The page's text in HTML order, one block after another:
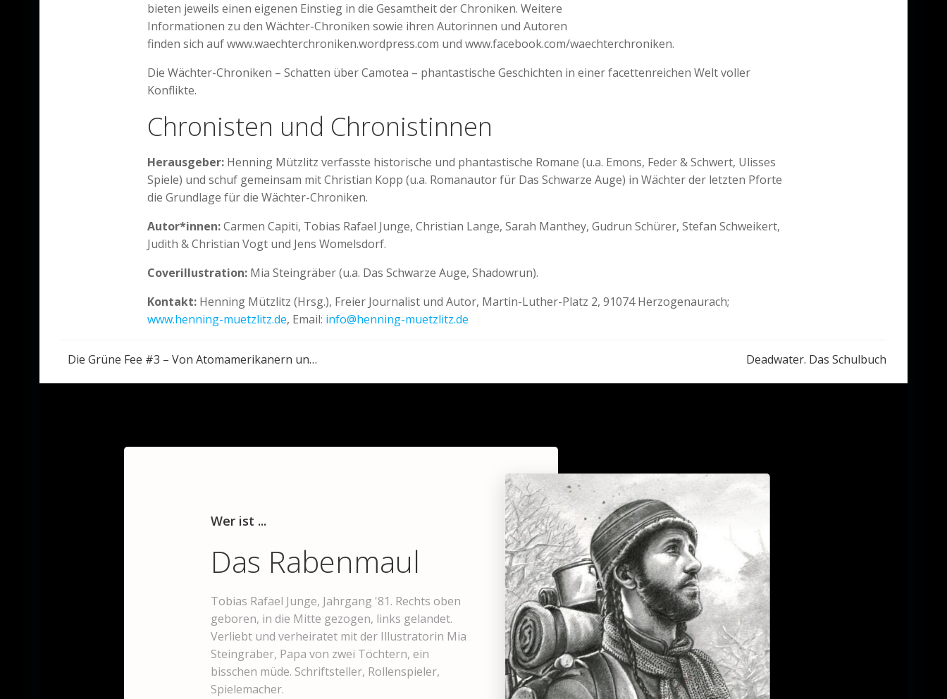
bieten jeweils einen eigenen Einstieg in die Gesamtheit der Chroniken. Weitere
Informationen zu den Wächter-Chroniken sowie ihren Autorinnen und Autoren
finden sich auf www.waechterchroniken.wordpress.com und www.facebook.com/waechterchroniken.
Die Wächter-Chroniken – Schatten über Camotea – phantastische Geschichten in einer facettenreichen Welt voller
Konflikte.
Chronisten und Chronistinnen
Herausgeber: Henning Mützlitz verfasste historische und phantastische Romane (u.a. Emons, Feder & Schwert, Ulisses
Spiele) und schuf gemeinsam mit Christian Kopp (u.a. Romanautor für Das Schwarze Auge) in Wächter der letzten Pforte
die Grundlage für die Wächter-Chroniken.
Autor*innen:Carmen Capiti, Tobias Rafael Junge, Christian Lange, Sarah Manthey, Gudrun Schürer, Stefan Schweikert,
Judith & Christian Vogt und Jens Womelsdorf.
Coverillustration: Mia Steingräber (u.a. Das Schwarze Auge, Shadowrun).
Kontakt: Henning Mützlitz (Hrsg.), Freier Journalist und Autor, Martin-Luther-Platz 2, 91074 Herzogenaurach;
www.henning-muetzlitz.de, Email: info@henning-muetzlitz.de
Post
Die Grüne Fee #3 – Von Atomamerikanern und Zeitnazis Deadwater. Das Schulbuch
Wer ist ...
Das Rabenmaul
Tobias Rafael Junge, Jahrgang '81. Rechts oben
geboren, in die Mitte gezogen, links gelandet.
Verliebt und verheiratet mit der Illustratorin Mia
Steingräber, Papa von zwei Töchtern, ein
bisschen müde. Schriftsteller, Rollenspieler,
Spielemacher.